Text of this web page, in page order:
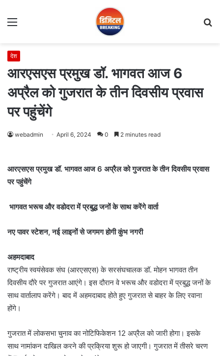
Menu
देश
आरएसएस प्रमुख डॉ. भागवत आज 6
अप्रैल को गुजरात के तीन दिवसीय प्रवास
पर पहुंचेंगे
webadmin April 6, 2024 0 2 minutes read
आरएसएस प्रमुख डॉ. भागवत आज 6 अप्रैल को गुजरात के तीन दिवसीय प्रवास
पर पहुंचेंगे
भागवत भरूच और वडोदरा में प्रबुद्ध जनों के साथ करेंगे वार्ता
नए पावर स्टेशन, नई लाइनों से जगमग होगी कुंभ नगरी
अहमदाबाद
राष्ट्रीय स्वयंसेवक संघ (आरएसएस) के सरसंघचालक डॉ. मोहन भागवत तीन
दिवसीय दौरे पर गुजरात आएंगे। इस दौरान वे भरूच और वडोदरा में प्रबुद्ध जनों के
साथ वार्तालाप करेंगे। बाद में अहमदाबाद होते हुए गुजरात से बाहर के लिए रवाना
होंगे।
गुजरात में लोकसभा चुनाव का नोटिफिकेशन 12 अप्रैल को जारी होगा। इसके
साथ नामांकन दाखिल करने की प्रक्रिया शुरू हो जाएगी। गुजरात में तीसरे चरण